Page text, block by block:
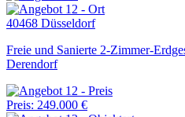
40468 Düsseldorf
Freie und Sanierte 2-Zimmer-
Derendorf
Preis: 249.000 €